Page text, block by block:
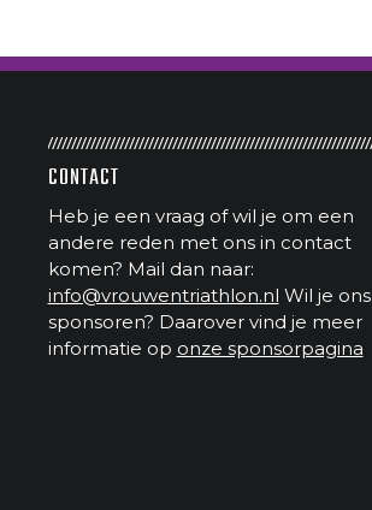
CONTACT
Heb je een vraag of wil je om een
andere reden met ons in contact
komen? Mail dan naar:
info@vrouwentriathlon.nl Wil je ons
sponsoren? Daarover vind je meer
informatie op onze sponsorpagina